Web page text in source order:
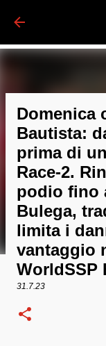
Domenica
Bautista:
prima di
Race-2.
podio fino
Bulega,
limita i
vantaggio
WorldSSP
31.7.23